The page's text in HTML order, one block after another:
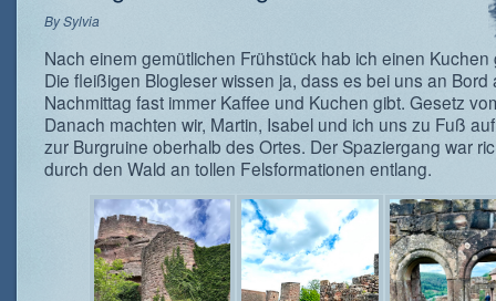
BySylvia
Nach einem gemütlichen Frühstück hab ich einen
Die fleißigen Blogleser wissen ja, dass es bei uns an Bord
Nachmittag fast immer Kaffee und Kuchen gibt. Gesetz
Danach machten wir, Martin, Isabel und ich uns zu Fuß
zur Burgruine oberhalb des Ortes. Der Spaziergang war
durch den Wald an tollen Felsformationen entlang.